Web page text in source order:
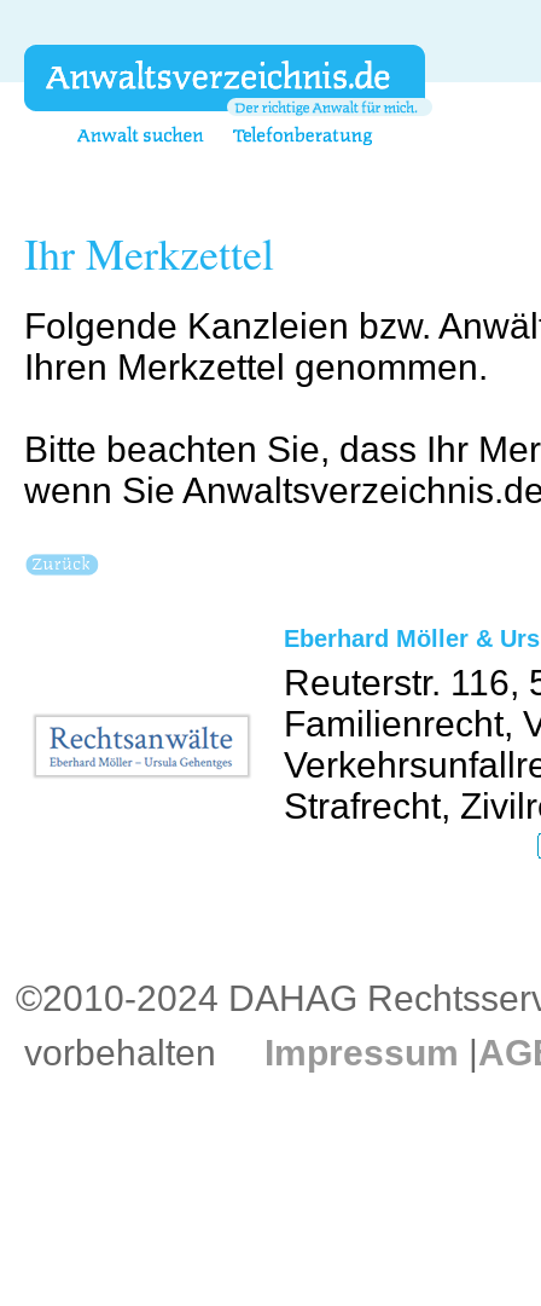
Ihr Merkzettel
Folgende Kanzleien bzw.
Ihren Merkzettel genommen.
Bitte beachten Sie, dass Ihr
wenn Sie
Eberhard Möller &
Reuterstr. 116,
Familienrecht,
Strafrecht,
©2010-2024 DAHAG
vorbehalten Impressum |